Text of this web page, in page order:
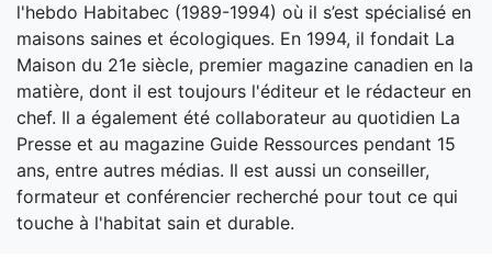
l'hebdo Habitabec (1989-1994) où il s’est spécialisé en
maisons saines et écologiques. En 1994, il fondait La
Maison du 21e siècle, premier magazine canadien en la
matière, dont il est toujours l'éditeur et le rédacteur en
chef. Il a également été collaborateur au quotidien La
Presse et au magazine Guide Ressources pendant 15
ans, entre autres médias. Il est aussi un conseiller,
formateur et conférencier recherché pour tout ce qui
touche à l'habitat sain et durable.